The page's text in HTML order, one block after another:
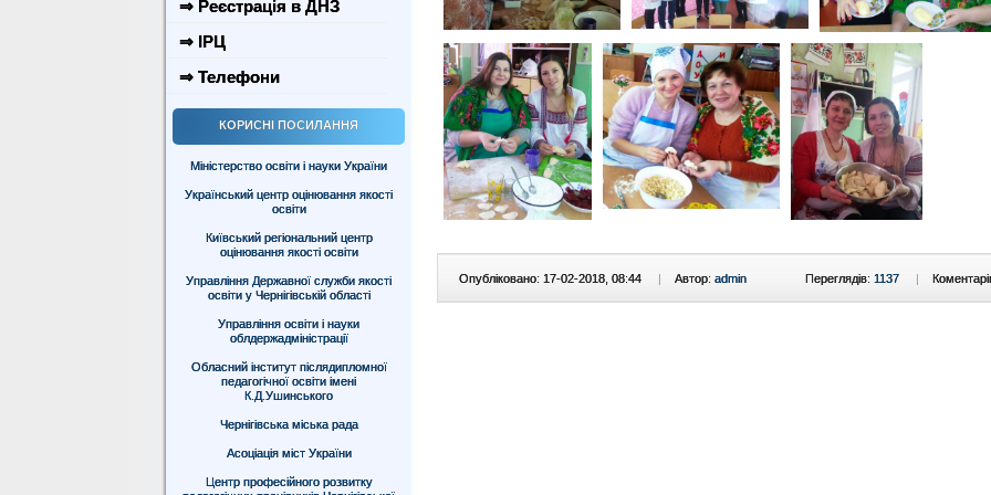
⇒ Реєстрація в ДНЗ
⇒ ІРЦ
⇒ Телефони
КОРИСНІ ПОСИЛАННЯ
Міністерство освіти і науки України
Український центр оцінювання якості
освіти
Київський регіональний центр
оцінювання якості освіти
Управління Державної служби якості
освіти у Чернігівській області
Управління освіти і науки
облдержадміністрації
Обласний інститут післядипломної
педагогічної освіти імені
К.Д.Ушинського
Чернігівська міська рада
Асоціація міст України
Центр професійного розвитку
Опубліковано: 17-02-2018, 08:44 | Автор: admin Переглядів: 1137 |